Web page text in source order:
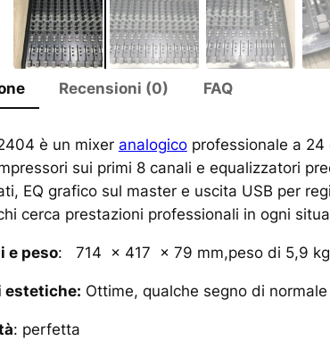
Recensioni (0) FAQ
è un mixer analogicoprofessionale a 24
sui primi 8 canali e equalizzatori
EQ grafico sul master e uscita USB per
cerca prestazioni professionali in ogni
e peso: 714 x 417 x 79 mm,peso di 5,9 kg
estetiche: Ottime, qualche segno di
: perfetta